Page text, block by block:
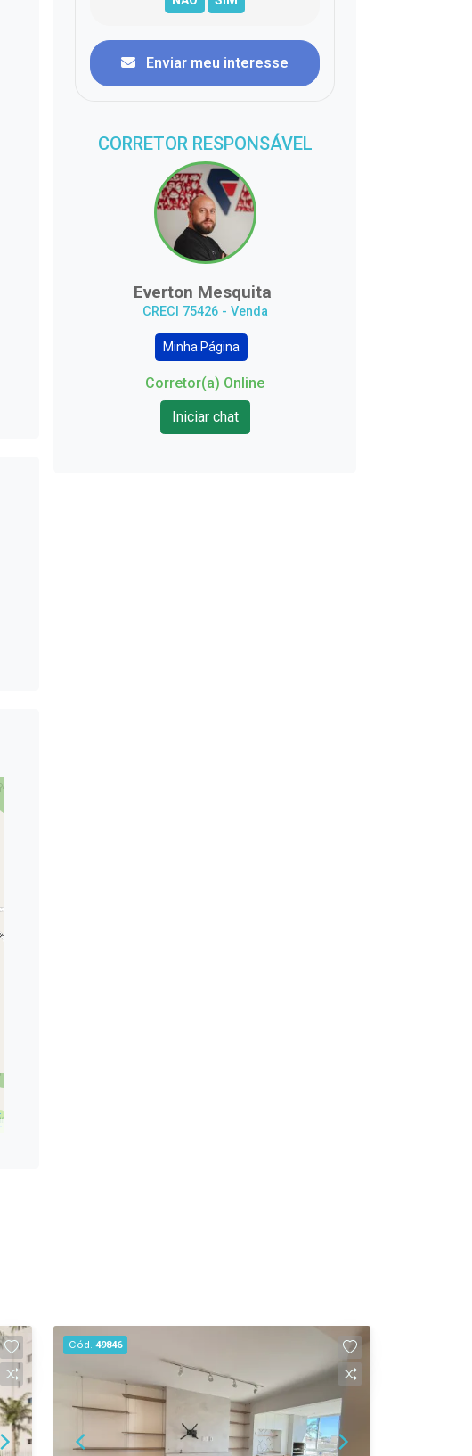
Enviar meu interesse
CORRETOR RESPONSÁVEL
Everton Mesquita
CRECI 75426 - Venda
Minha Página
Corretor(a) Online
Iniciar chat
Cód. 49846